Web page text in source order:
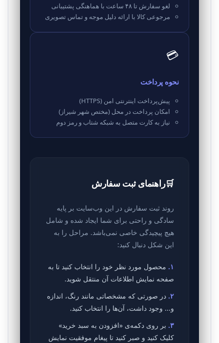
لغو سفارش تا ۴۸ ساعت با هماهنگی پشتیبانی
مرجوعی کالا با ارائه دلیل موجه و تماس تصویری
💳
نحوه پرداخت
پیش‌پرداخت اینترنتی امن (HTTPS)
امکان پرداخت در محل (مختص شهر شیراز)
نیاز به کارت متصل به شبکه شتاب و رمز دوم
🛒راهنمای ثبت سفارش
روند ثبت سفارش در این وب‌سایت بر پایه
سادگی و راحتی برای شما ایجاد شده و شامل
هیچ پیچیدگی خاصی نمی‌باشد. مراحل را به
این شکل دنبال کنید:
۱. محصول مورد نظر خود را انتخاب کنید تا به
صفحه نمایش اطلاعات آن منتقل شوید.
۲. در صورتی که مشخصاتی مانند رنگ، اندازه
و... وجود داشت، آن‌ها را انتخاب کنید.
۳. بر روی دکمه‌ی «افزودن به سبد خرید»
کلیک کنید و صبر کنید تا پیغام موفقیت نمایش